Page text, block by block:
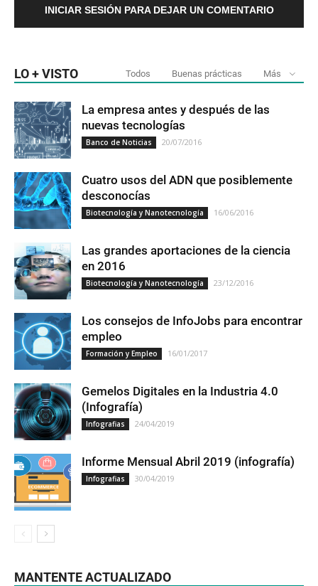
INICIAR SESIÓN PARA DEJAR UN COMENTARIO
LO + VISTO Todos Buenas prácticas Más
La empresa antes y después de las
nuevas tecnologías
Banco de Noticias 20/07/2016
Cuatro usos del ADN que posiblemente
desconocías
Biotecnología y Nanotecnología 16/06/2016
Las grandes aportaciones de la ciencia
en 2016
Biotecnología y Nanotecnología 23/12/2016
Los consejos de InfoJobs para encontrar
empleo
Formación y Empleo 16/01/2017
Gemelos Digitales en la Industria 4.0
(Infografía)
Infografias 24/04/2019
Informe Mensual Abril 2019 (infografía)
Infografias 30/04/2019
MANTENTE ACTUALIZADO